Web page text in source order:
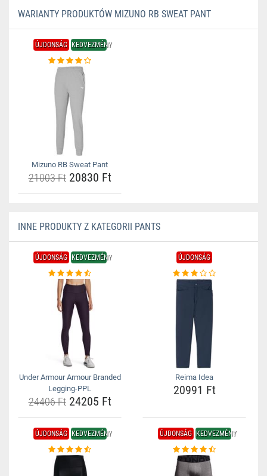
WARIANTY PRODUKTÓW MIZUNO RB SWEAT PANT
ÚJDONSÁG KEDVEZMÉNY
Mizuno RB Sweat Pant
21003 Ft20830 Ft
INNE PRODUKTY Z KATEGORII PANTS
ÚJDONSÁG KEDVEZMÉNY
Under Armour Armour Branded
Legging-PPL
24406 Ft24205 Ft
ÚJDONSÁG
Reima Idea
20991 Ft
ÚJDONSÁG KEDVEZMÉNY ÚJDONSÁG KEDVEZMÉNY